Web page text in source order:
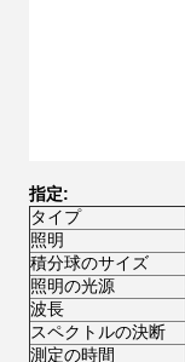
指定:
タイプ
照明
積分球のサイズ
照明の光源
波長
スペクトルの決断
測定の時間